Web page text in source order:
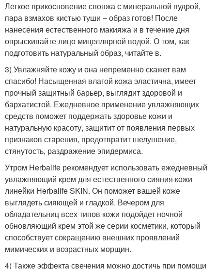
Легкое прикосновение спонжа с минеральной пудрой,
пара взмахов кистью туши – образ готов! После
нанесения естественного макияжа и в течение дня
опрыскивайте лицо мицеллярной водой. О том, как
подготовить натуральный образ, читайте в.
3) Увлажняйте кожу и она непременно скажет вам
спасибо! Насыщенная влагой кожа эластична, имеет
прочный защитный барьер, выглядит здоровой и
бархатистой. Ежедневное применение увлажняющих
средств поможет поддержать здоровье кожи и
натуральную красоту, защитит от появления первых
признаков старения, предотвратит шелушение,
стянутость, раздражение эпидермиса.
Утром Herbalife рекомендует использовать ежедневный
увлажняющий крем для естественного сияния кожи
линейки Herbalife SKIN. Он поможет вашей коже
выглядеть сияющей и гладкой. Вечером для
обладательниц всех типов кожи подойдет ночной
обновляющий крем этой же серии косметики, который
способствует сокращению внешних проявлений
мимических и возрастных морщин.
4) Также эффекта свечения можно достичь при помощи